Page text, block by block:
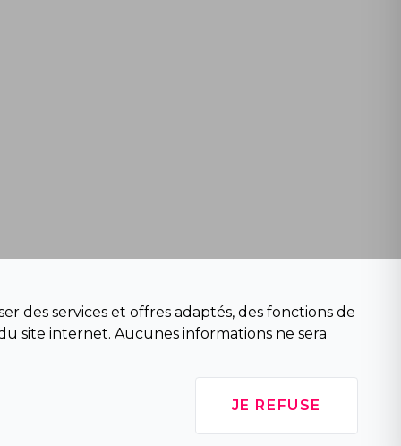
des services et offres adaptés, des fonctions de
site internet. Aucunes informations ne sera
JE REFUSE